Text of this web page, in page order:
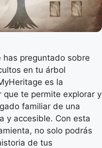
has preguntado sobre
en tu árbol
es la
que te permite explorar y
familiar de una
y accesible. Con esta
no solo podrás
de tus